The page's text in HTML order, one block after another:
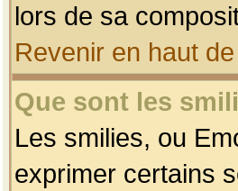
lors de sa
Revenir en haut
Que sont les
Les smilies, ou
exprimer certains